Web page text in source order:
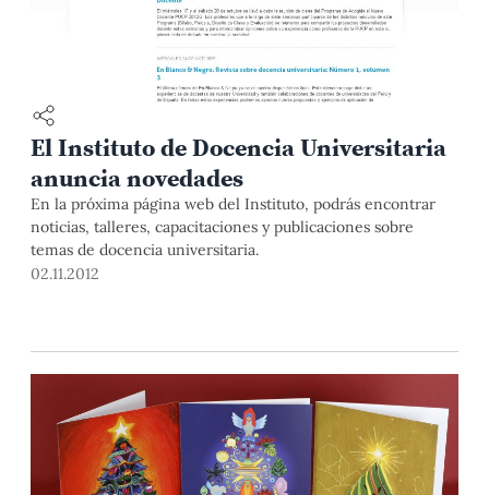
El Instituto de Docencia Universitaria
anuncia novedades
En la próxima página web del Instituto, podrás encontrar
noticias, talleres, capacitaciones y publicaciones sobre
temas de docencia universitaria.
02.11.2012